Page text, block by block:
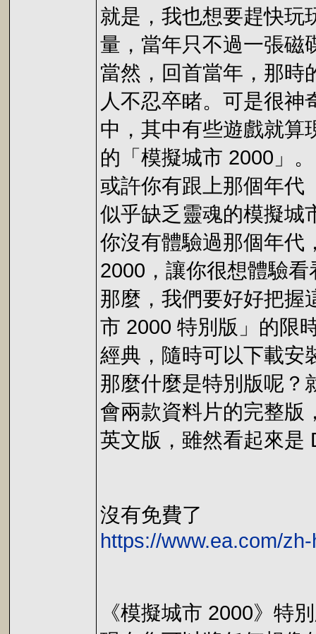
就是，我也想要趕快玩
量，當年只不過一張磁
當然，回首當年，那時
人不忍卒睹。可是很
中，其中有些遊戲就算
的「模擬城市 2000」。
或許你有跟上那個年代
似乎缺乏靈魂的模擬城
你沒有體驗過那個年代
2000，讓你很想體驗看
那麼，我們要好好把握
市 2000 特別版」的限
經典，隨時可以下載安
那麼什麼是特別版呢？
會兩款資料片的完整版
英文版，雖然看起來是
沒有免費了
https://www.ea.com/
《模擬城市 2000》特